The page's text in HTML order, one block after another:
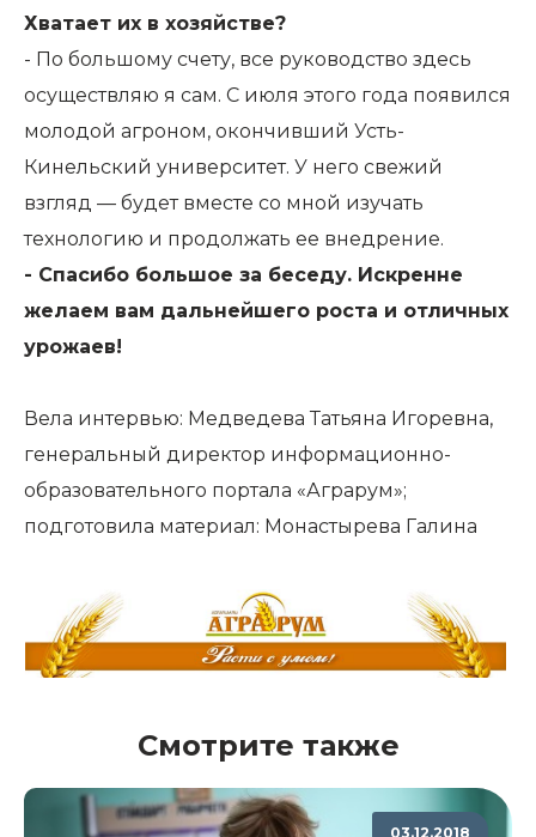
Хватает их в хозяйстве?
- По большому счету, все руководство здесь
осуществляю я сам. С июля этого года появился
молодой агроном, окончивший Усть-
Кинельский университет. У него свежий
взгляд — будет вместе со мной изучать
технологию и продолжать ее внедрение.
- Спасибо большое за беседу. Искренне
желаем вам дальнейшего роста и отличных
урожаев!
Вела интервью: Медведева Татьяна Игоревна,
генеральный директор информационно-
образовательного портала «Аграрум»;
подготовила материал: Монастырева Галина
Смотрите также
03.12.2018